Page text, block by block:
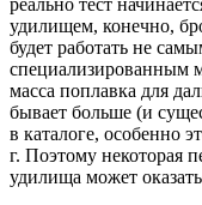
удилищем, конечно,
будет работать не
специализированным
масса поплавка для
бывает больше (и
в каталоге, особенно
г. Поэтому некоторая
удилища может